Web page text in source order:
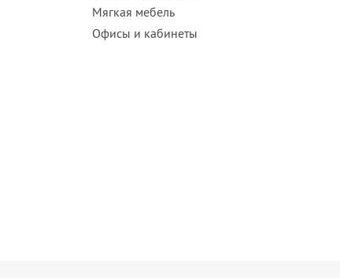
Мягкая мебель
Офисы и кабинеты